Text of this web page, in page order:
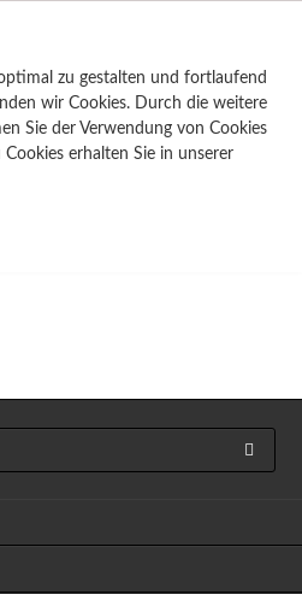
zu gestalten und fortlaufend
wir Cookies. Durch die weitere
Sie der Verwendung von Cookies
erhalten Sie in unserer